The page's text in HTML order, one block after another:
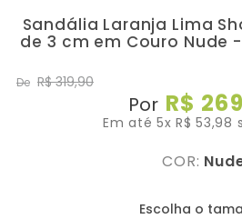
Sandália Laranja Lima
de 3 cm em Couro Nude
De R$ 319,90
Por R$ 269
Em até5xR$ 53,98
COR: